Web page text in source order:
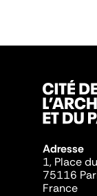
Adresse
1, Place
75116
France